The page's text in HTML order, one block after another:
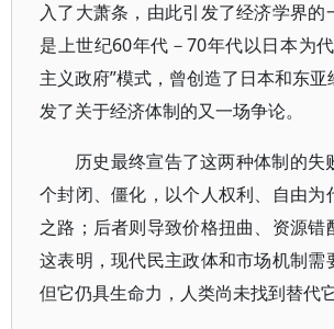
入了大萧条，由此引发了经济学界的
是上世纪60年代－70年代以日本为
主义政府”模式，曾创造了日本和东亚
发了关于经济体制的又一场争论。
历史最终宣告了这两种体制的失
个封闭、僵化，以个人权利、自由为
之路；后者则导致价格扭曲、资源错
这表明，现代民主政体和市场机制需
但它仍具生命力，人类尚未找到替代